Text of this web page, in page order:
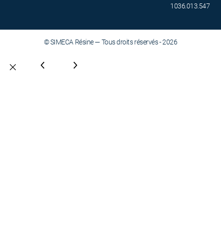
1036.013.547
© SIMECA Résine — Tous droits réservés - 2026